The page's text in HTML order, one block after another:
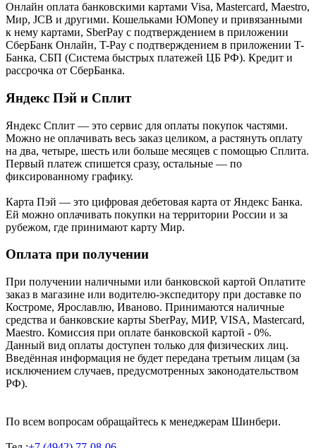
Онлайн оплата банковскими картами Visa, Mastercard, Maestro,
Мир, JCB и другими. Кошельками ЮMoney и привязанными
к нему картами, SberPay с подтверждением в приложении
СберБанк Онлайн, T-Pay с подтверждением в приложении T-
Банка, СБП (Система быстрых платежей ЦБ РФ). Кредит и
рассрочка от СберБанка.
Яндекс Пэй и Сплит
Яндекс Cплит — это сервис для оплаты покупок частями.
Можно не оплачивать весь заказ целиком, а растянуть оплату
на два, четыре, шесть или больше месяцев с помощью Сплита.
Первый платеж спишется сразу, остальные — по
фиксированному графику.
Карта Пэй — это цифровая дебетовая карта от Яндекс Банка.
Ей можно оплачивать покупки на территории России и за
рубежом, где принимают карту Мир.
Оплата при получении
При получении наличными или банковской картой Оплатите
заказ в магазине или водителю-экспедитору при доставке по
Костроме, Ярославлю, Иваново. Принимаются наличные
средства и банковские карты SberPay, МИР, VISA, Mastercard,
Maestro. Комиссия при оплате банковской картой - 0%.
Данный вид оплаты доступен только для физических лиц.
Введённая информация не будет передана третьим лицам (за
исключением случаев, предусмотренных законодательством
РФ).
По всем вопросам обращайтесь к менеджерам Шинбери.